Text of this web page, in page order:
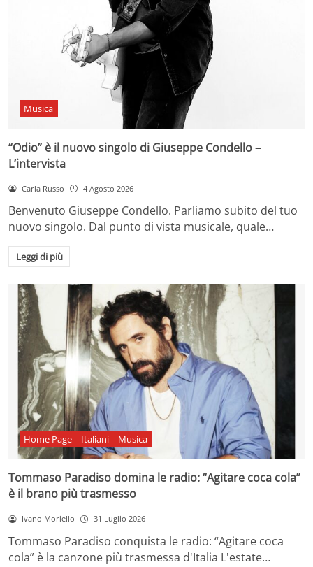
Musica
“Odio” è il nuovo singolo di Giuseppe Condello –
L’intervista
Carla Russo 4 Agosto 2026
Benvenuto Giuseppe Condello. Parliamo subito del tuo
nuovo singolo. Dal punto di vista musicale, quale…
Leggi di più
Home Page Italiani Musica
Tommaso Paradiso domina le radio: “Agitare coca cola”
è il brano più trasmesso
Ivano Moriello 31 Luglio 2026
Tommaso Paradiso conquista le radio: “Agitare coca
cola” è la canzone più trasmessa d'Italia L'estate…